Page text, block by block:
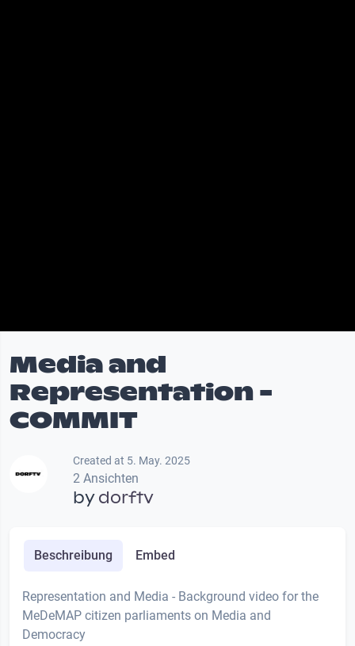
Media and
Representation -
COMMIT
Created at 5. May. 2025
2 Ansichten
bydorftv
Beschreibung Embed
Representation and Media - Background video for the
MeDeMAP citizen parliaments on Media and
Democracy